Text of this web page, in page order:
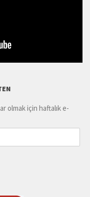
olmak için haftalık e-